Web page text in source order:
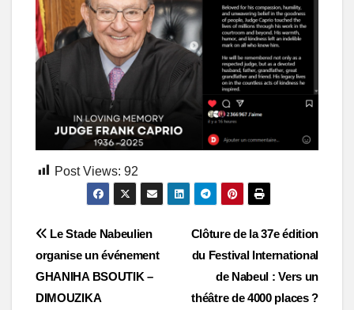
Post Views: 92
Post
navigation
Clôture de la 37e édition
du Festival International
de Nabeul : Vers un
théâtre de 4000 places ?
Le Stade Nabeulien
organise un événement
GHANIHA BSOUTIK –
DIMOUZIKA